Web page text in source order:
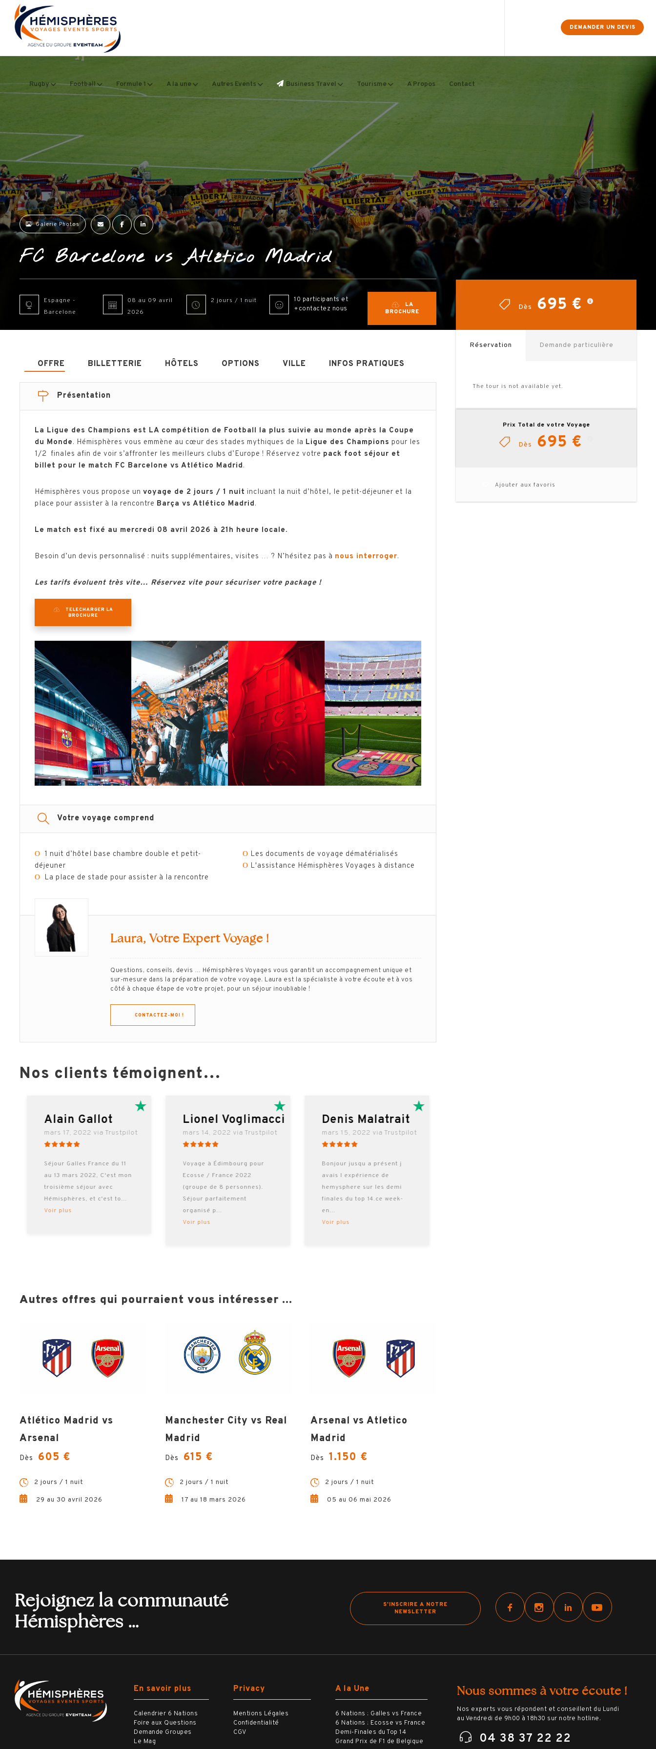
DEMANDER UN DEVIS
Rugby Football Formule 1 A la une Autres Events Business Travel Tourisme A Propos Contact
Galerie Photos
FC Barcelone vs Atlético Madrid
Dès 695 €
Dès 695 €
Réservation Demande particulière
The tour is not available yet.
Prix Total de votre Voyage
Dès 695 €
Ajouter aux favoris
Espagne -
Barcelone
08 au 09 avril
2026
2 jours / 1 nuit
10 participants et
+contactez nous
LA
BROCHURE
OFFRE BILLETTERIE HÔTELS OPTIONS VILLE INFOS PRATIQUES
Présentation
La Ligue des Champions est LA compétition de Football la plus suivie au monde après la Coupe
du Monde. Hémisphères vous emmène au cœur des stades mythiques de la Ligue des Champions pour les
1/2 finales afin de voir s’affronter les meilleurs clubs d’Europe ! Réservez votre pack foot séjour et
billet pour le match FC Barcelone vs Atlético Madrid.
Hémisphères vous propose un voyage de 2 jours / 1 nuit incluant la nuit d’hôtel, le petit-déjeuner et la
place pour assister à la rencontre Barça vs Atlético Madrid.
Le match est fixé au mercredi 08 avril 2026 à 21h heure locale.
Besoin d’un devis personnalisé : nuits supplémentaires, visites … ? N’hésitez pas à nous interroger.
Les tarifs évoluent très vite… Réservez vite pour sécuriser votre package !
TELECHARGER LA
BROCHURE
Votre voyage comprend
Ο 1 nuit d’hôtel base chambre double et petit-
déjeuner
Ο La place de stade pour assister à la rencontre
Ο Les documents de voyage dématérialisés
Ο L'assistance Hémisphères Voyages à distance
Laura, Votre Expert Voyage !
Questions, conseils, devis … Hémisphères Voyages vous garantit un accompagnement unique et
sur-mesure dans la préparation de votre voyage. Laura est la spécialiste à votre écoute et à vos
côté à chaque étape de votre projet, pour un séjour inoubliable !
CONTACTEZ-MOI !
Nos clients témoignent…
Alain Gallot
mars 17, 2022 via Trustpilot
Séjour Galles France du 11
au 13 mars 2022, C'est mon
troisième séjour avec
Hémisphères, et c'est to...
Voir plus
Lionel Voglimacci
mars 14, 2022 via Trustpilot
Voyage à Édimbourg pour
Ecosse / France 2022
(groupe de 8 personnes).
Séjour parfaitement
organisé p...
Voir plus
Denis Malatrait
mars 15, 2022 via Trustpilot
Bonjour jusqu a présent j
avais l expérience de
hemysphere sur les demi
finales du top 14.ce week-
en...
Voir plus
Autres offres qui pourraient vous intéresser ...
Atlético Madrid vs
Arsenal
Dès 605 €
2 jours / 1 nuit
29 au 30 avril 2026
Manchester City vs Real
Madrid
Dès 615 €
2 jours / 1 nuit
17 au 18 mars 2026
Arsenal vs Atletico
Madrid
Dès 1.150 €
2 jours / 1 nuit
05 au 06 mai 2026
Rejoignez la communauté
Hémisphères …
S'INSCRIRE A NOTRE
NEWSLETTER
En savoir plus
Calendrier 6 Nations
Foire aux Questions
Demande Groupes
Le Mag
Privacy
Mentions Légales
Confidentialité
CGV
A la Une
6 Nations : Galles vs France
6 Nations : Ecosse vs France
Demi-Finales du Top 14
Grand Prix de F1 de Belgique
Nous sommes à votre écoute !
Nos experts vous répondent et conseillent du Lundi
au Vendredi de 9h00 à 18h30 sur notre hotline.
04 38 37 22 22
×